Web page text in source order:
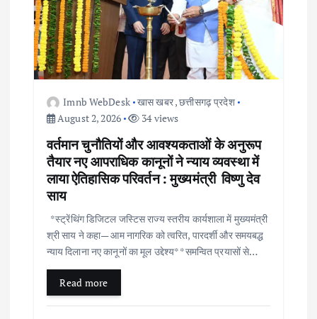
Imnb WebDesk खास खबर,छत्तीसगढ़ प्रदेश
August 2, 2026
34 views
वर्तमान चुनौतियों और आवश्यकताओं के अनुरूप
तैयार नए आपराधिक कानूनों ने न्याय व्यवस्था में
लाया ऐतिहासिक परिवर्तन : मुख्यमंत्री विष्णु देव
साय
*स्ट्रेंथिंग डिजिटल जस्टिस राज्य स्तरीय कार्यशाला में मुख्यमंत्री
श्री साय ने कहा— आम नागरिक को त्वरित, पारदर्शी और समयबद्ध
न्याय दिलाना नए कानूनों का मूल उद्देश्य* *समन्वित प्रयासों से…
Read more